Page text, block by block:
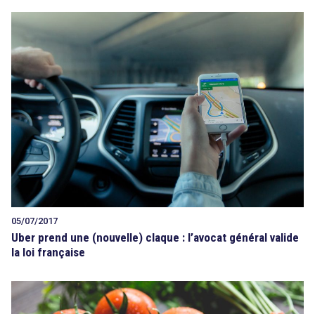
05/07/2017
Uber prend une (nouvelle) claque : l’avocat général valide
la loi française